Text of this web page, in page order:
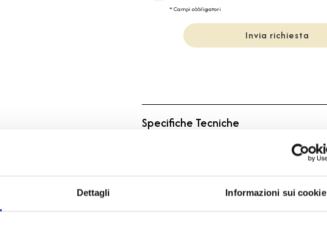
Dettagli Informazioni sui cookie
* Campi obbligatori
Invia richiesta
Specifiche Tecniche
084731